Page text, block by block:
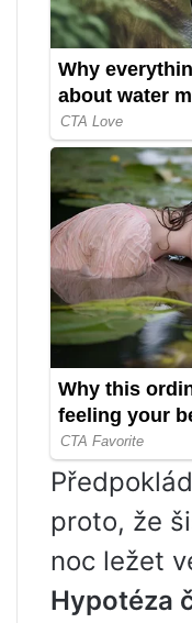
proto, že
noc ležet
Hypotéza